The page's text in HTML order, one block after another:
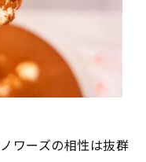
ワーズの相性は抜群